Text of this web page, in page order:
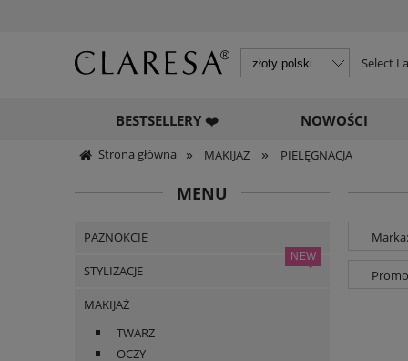
Select
BESTSELLERY ❤️ NOWOŚCI
Strona główna » MAKIJAŻ » PIELĘGNACJA
MENU
PAZNOKCIE
STYLIZACJE
MAKIJAŻ
TWARZ
OCZY